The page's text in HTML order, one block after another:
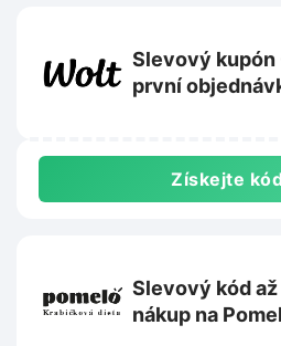
Slevový kupón
první
Získejte
Slevový kód
nákup na